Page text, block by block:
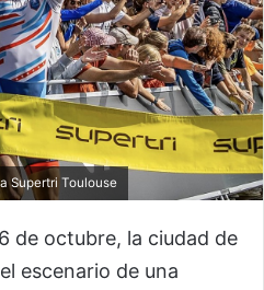
Supertri Toulouse
de octubre, la ciudad de
escenario de una